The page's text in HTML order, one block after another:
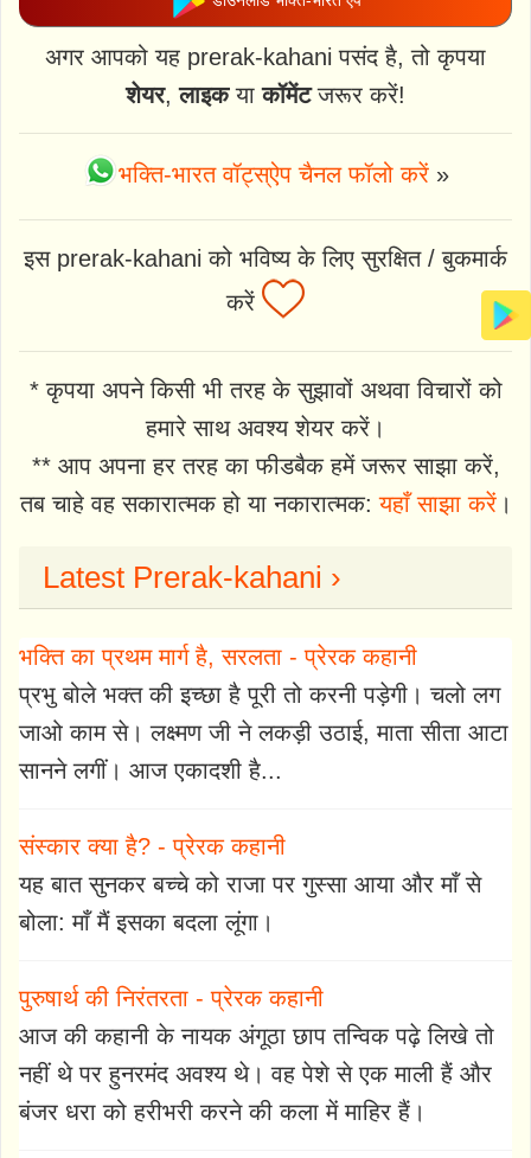
अगर आपको यह prerak-kahani पसंद है, तो कृपया
शेयर,लाइकयाकॉमेंटजरूर करें!
भक्ति-भारत वॉट्स्ऐप चैनल फॉलो करें»
इस prerak-kahani को भविष्य के लिए सुरक्षित / बुकमार्क
करें
* कृपया अपने किसी भी तरह के सुझावों अथवा विचारों को
हमारे साथ अवश्य शेयर करें।
** आप अपना हर तरह का फीडबैक हमें जरूर साझा करें,
तब चाहे वह सकारात्मक हो या नकारात्मक:यहाँ साझा करें।
Latest Prerak-kahani ›
भक्ति का प्रथम मार्ग है, सरलता - प्रेरक कहानी
प्रभु बोले भक्त की इच्छा है पूरी तो करनी पड़ेगी। चलो लग
जाओ काम से। लक्ष्मण जी ने लकड़ी उठाई, माता सीता आटा
सानने लगीं। आज एकादशी है...
संस्कार क्या है? - प्रेरक कहानी
यह बात सुनकर बच्चे को राजा पर गुस्सा आया और माँ से
बोला: माँ मैं इसका बदला लूंगा।
पुरुषार्थ की निरंतरता - प्रेरक कहानी
आज की कहानी के नायक अंगूठा छाप तन्विक पढ़े लिखे तो
नहीं थे पर हुनरमंद अवश्य थे। वह पेशे से एक माली हैं और
बंजर धरा को हरीभरी करने की कला में माहिर हैं।